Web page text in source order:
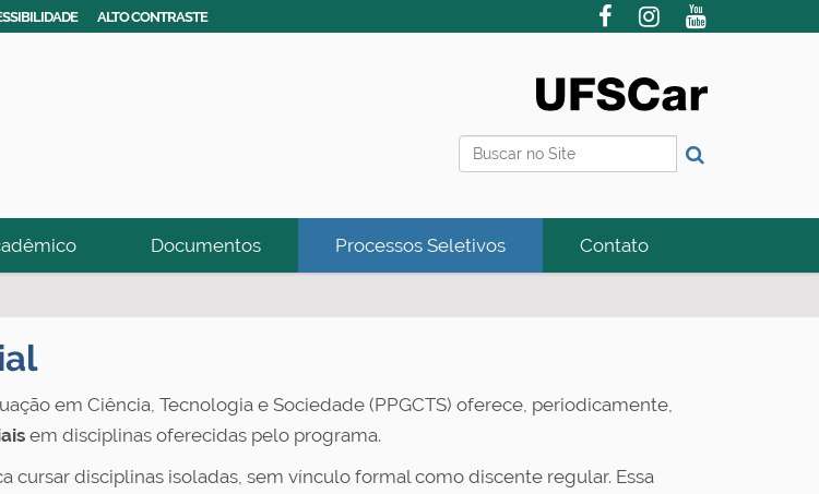
ALTO CONTRASTE
Busca
Documentos Processos Seletivos Contato
em Ciência, Tecnologia e Sociedade (PPGCTS) oferece, periodicamente,
em disciplinas oferecidas pelo programa.
cursar disciplinas isoladas, sem vínculo formal como discente regular. Essa